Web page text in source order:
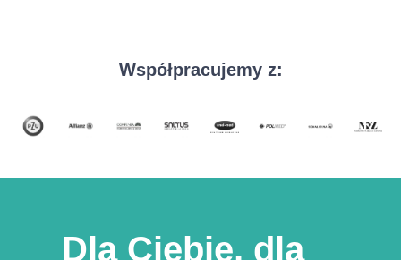
Współpracujemy z:
Dla Ciebie, dla